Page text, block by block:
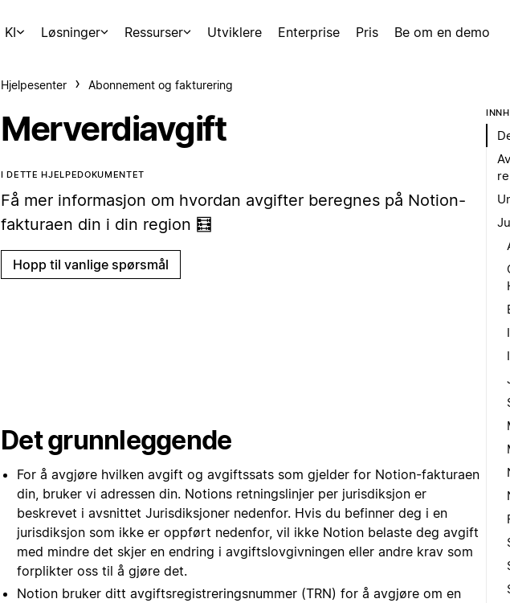
KI Løsninger Ressurser Utviklere Enterprise Pris Be om en demo
Hjelpesenter Abonnement og fakturering
Merverdiavgift
I DETTE HJELPEDOKUMENTET
Få mer informasjon om hvordan avgifter beregnes på Notion-
fakturaen din i din region 🧮
Hopp til vanlige spørsmål
Det grunnleggende
For å avgjøre hvilken avgift og avgiftssats som gjelder for Notion-fakturaen
din, bruker vi adressen din. Notions retningslinjer per jurisdiksjon er
beskrevet i avsnittet Jurisdiksjoner nedenfor. Hvis du befinner deg i en
jurisdiksjon som ikke er oppført nedenfor, vil ikke Notion belaste deg avgift
med mindre det skjer en endring i avgiftslovgivningen eller andre krav som
forplikter oss til å gjøre det.
Notion bruker ditt avgiftsregistreringsnummer (TRN) for å avgjøre om en
re